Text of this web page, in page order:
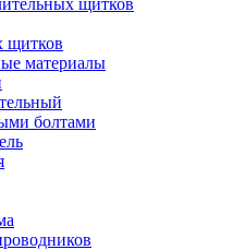
щитков
щитков
материалы
болтами